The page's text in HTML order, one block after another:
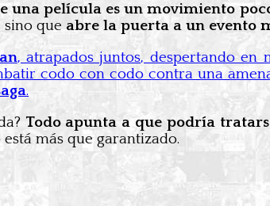
una película es un movimiento
sino queabre la puerta a un evento
, atrapados juntos, despertando
codo con codo contra una
.
Todo apunta a que podría
más que garantizado.